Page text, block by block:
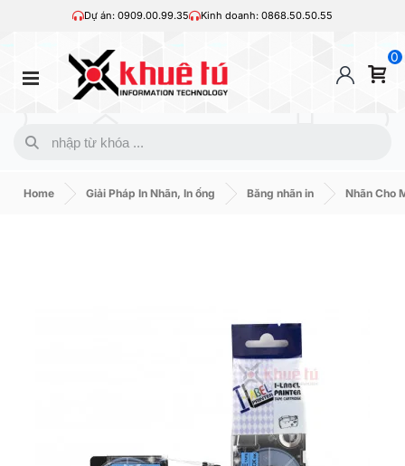
Dự án: 0909.00.99.35 Kinh doanh: 0868.50.50.55
0
Home Giải Pháp In Nhãn, In ống Băng nhãn in Nhãn Cho